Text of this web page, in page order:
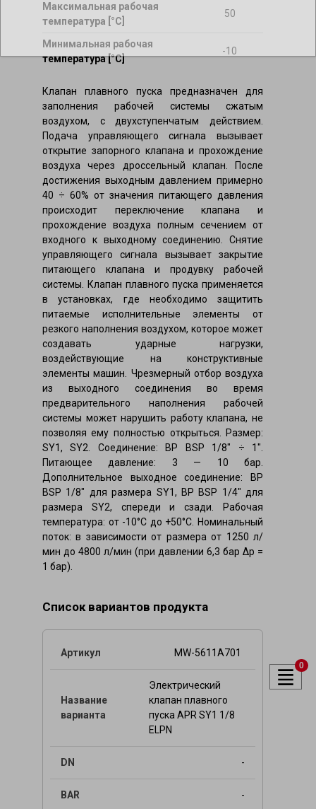
Максимальная рабочая
температура [°C]
50
Минимальная рабочая
температура [°C]
-10
Клапан плавного пуска предназначен для
заполнения рабочей системы сжатым
воздухом, с двухступенчатым действием.
Подача управляющего сигнала вызывает
открытие запорного клапана и прохождение
воздуха через дроссельный клапан. После
достижения выходным давлением примерно
40 ÷ 60% от значения питающего давления
происходит переключение клапана и
прохождение воздуха полным сечением от
входного к выходному соединению. Снятие
управляющего сигнала вызывает закрытие
питающего клапана и продувку рабочей
системы. Клапан плавного пуска применяется
в установках, где необходимо защитить
питаемые исполнительные элементы от
резкого наполнения воздухом, которое может
создавать ударные нагрузки,
воздействующие на конструктивные
элементы машин. Чрезмерный отбор воздуха
из выходного соединения во время
предварительного наполнения рабочей
системы может нарушить работу клапана, не
позволяя ему полностью открыться. Размер:
SY1, SY2. Соединение: ВР BSP 1/8″ ÷ 1″.
Питающее давление: 3 — 10 бар.
Дополнительное выходное соединение: ВР
BSP 1/8″ для размера SY1, ВР BSP 1/4″ для
размера SY2, спереди и сзади. Рабочая
температура: от -10°C до +50°C. Номинальный
поток: в зависимости от размера от 1250 л/
мин до 4800 л/мин (при давлении 6,3 бар Δp =
1 бар).
Список вариантов продукта
MW-5611A701
Электрический
клапан плавного
пуска APR SY1 1/8
ELPN
-
-
0